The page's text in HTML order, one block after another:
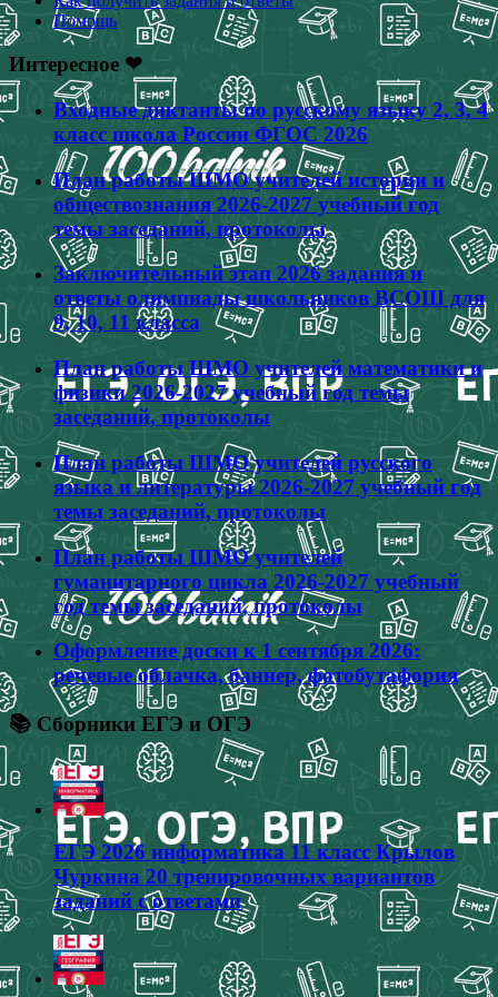
Помощь
Интересное ❤
Входные диктанты по русскому языку 2, 3, 4
класс школа России ФГОС 2026
План работы ШМО учителей истории и
обществознания 2026-2027 учебный год
темы заседаний, протоколы
Заключительный этап 2026 задания и
ответы олимпиады школьников ВСОШ для
9, 10, 11 класса
План работы ШМО учителей математики и
физики 2026-2027 учебный год темы
заседаний, протоколы
План работы ШМО учителей русского
языка и литературы 2026-2027 учебный год
темы заседаний, протоколы
План работы ШМО учителей
гуманитарного цикла 2026-2027 учебный
год темы заседаний, протоколы
Оформление доски к 1 сентября 2026:
речевые облачка, баннер, фотобутафория
📚 Сборники ЕГЭ и ОГЭ
ЕГЭ 2026 информатика 11 класс Крылов
Чуркина 20 тренировочных вариантов
заданий с ответами